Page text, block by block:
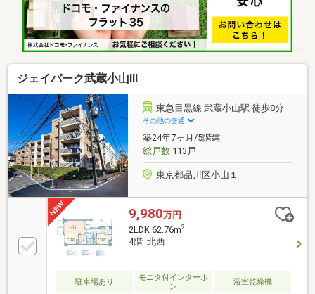
ジェイパーク武蔵小山Ⅲ
東急目黒線 武蔵小山駅 徒歩8分
その他の交通
築24年7ヶ月/5階建
総戸数113戸
東京都品川区小山１
9,980万円
2LDK 62.76m2
4階 北西
駐車場あり
モニタ付インターホ
ン
浴室乾燥機